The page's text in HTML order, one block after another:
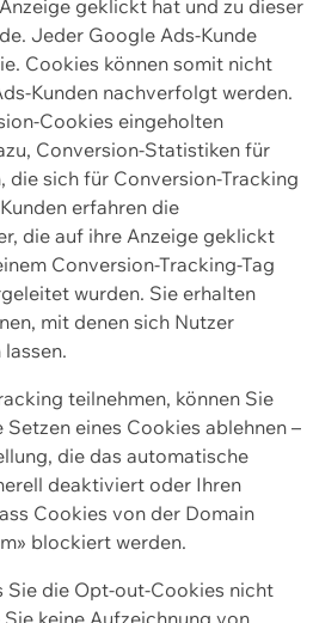
geklickt hat und zu dieser
Jeder Google Ads-Kunde
Cookies können somit nicht
Kunden nachverfolgt werden.
Cookies eingeholten
Conversion-Statistiken für
die sich für Conversion-Tracking
erfahren die
die auf ihre Anzeige geklickt
Conversion-Tracking-Tag
wurden. Sie erhalten
mit denen sich Nutzer
teilnehmen, können Sie
eines Cookies ablehnen –
die das automatische
deaktiviert oder Ihren
Cookies von der Domain
blockiert werden.
Sie die Opt-out-Cookies nicht